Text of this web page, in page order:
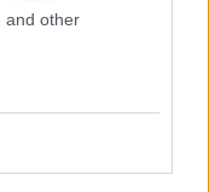
and other
των
4% κατά
εργασίας